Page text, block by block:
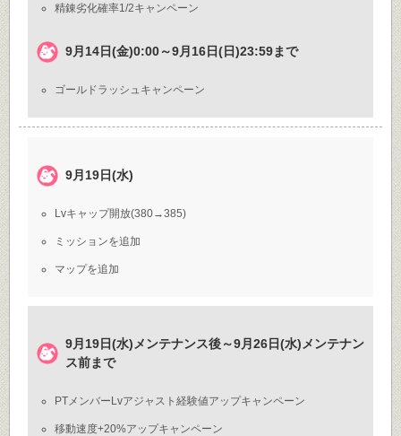
精錬劣化確率1/2キャンペーン
9月14日(金)0:00～9月16日(日)23:59まで
ゴールドラッシュキャンペーン
9月19日(水)
Lvキャップ開放(380→385)
ミッションを追加
マップを追加
9月19日(水)メンテナンス後～9月26日(水)メンテナン
ス前まで
PTメンバーLvアジャスト経験値アップキャンペーン
移動速度+20%アップキャンペーン